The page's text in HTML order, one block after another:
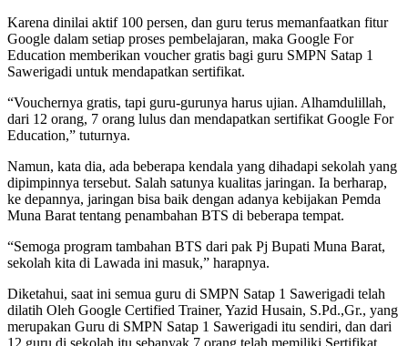
Karena dinilai aktif 100 persen, dan guru terus memanfaatkan fitur
Google dalam setiap proses pembelajaran, maka Google For
Education memberikan voucher gratis bagi guru SMPN Satap 1
Sawerigadi untuk mendapatkan sertifikat.
“Vouchernya gratis, tapi guru-gurunya harus ujian. Alhamdulillah,
dari 12 orang, 7 orang lulus dan mendapatkan sertifikat Google For
Education,” tuturnya.
Namun, kata dia, ada beberapa kendala yang dihadapi sekolah yang
dipimpinnya tersebut. Salah satunya kualitas jaringan. Ia berharap,
ke depannya, jaringan bisa baik dengan adanya kebijakan Pemda
Muna Barat tentang penambahan BTS di beberapa tempat.
“Semoga program tambahan BTS dari pak Pj Bupati Muna Barat,
sekolah kita di Lawada ini masuk,” harapnya.
Diketahui, saat ini semua guru di SMPN Satap 1 Sawerigadi telah
dilatih Oleh Google Certified Trainer, Yazid Husain, S.Pd.,Gr., yang
merupakan Guru di SMPN Satap 1 Sawerigadi itu sendiri, dan dari
12 guru di sekolah itu sebanyak 7 orang telah memiliki Sertifikat